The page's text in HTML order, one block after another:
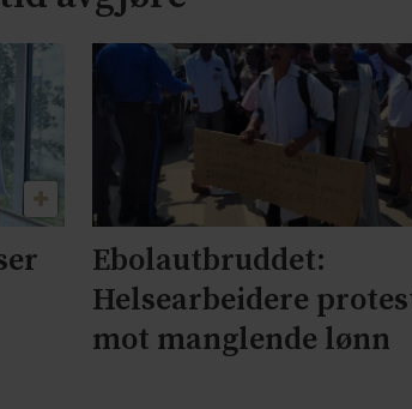
Ebolautbruddet:
Helsearbeidere
mot manglende lønn